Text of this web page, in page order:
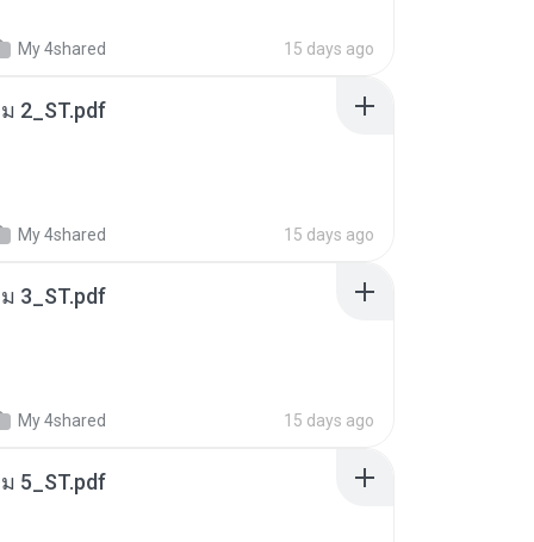
My 4shared 15 days ago
2_ST.pdf
My 4shared 15 days ago
3_ST.pdf
My 4shared 15 days ago
5_ST.pdf